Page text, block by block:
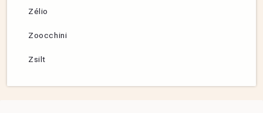
Zélio
Zoocchini
Zsilt